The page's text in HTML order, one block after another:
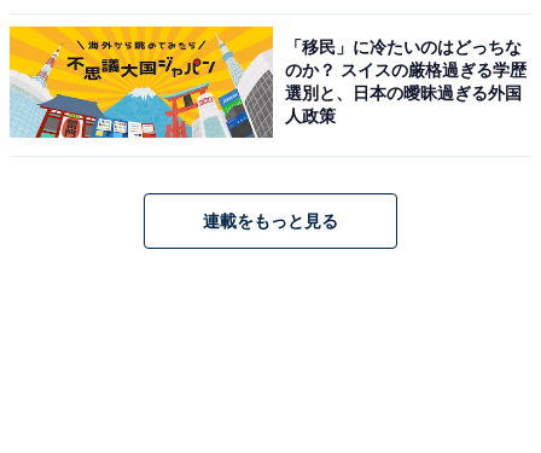
「移民」に冷たいのはどっちな
のか？ スイスの厳格過ぎる学歴
選別と、日本の曖昧過ぎる外国
人政策
連載をもっと見る